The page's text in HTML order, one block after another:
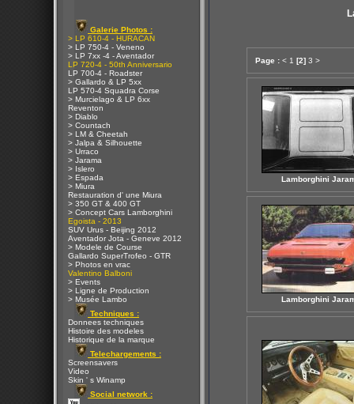
Galerie Photos :
> LP 610-4 - HURACAN
> LP 750-4 - Veneno
> LP 7xx -4 - Aventador
LP 720-4 - 50th Anniversario
LP 700-4 - Roadster
> Gallardo & LP 5xx
LP 570-4 Squadra Corse
> Murcielago & LP 6xx
Reventon
> Diablo
> Countach
> LM & Cheetah
> Jalpa & Silhouette
> Urraco
> Jarama
> Islero
> Espada
> Miura
Restauration d' une Miura
> 350 GT & 400 GT
> Concept Cars Lamborghini
Egoista - 2013
SUV Urus - Beijing 2012
Aventador Jota - Geneve 2012
> Modele de Course
Gallardo SuperTrofeo - GTR
> Photos en vrac
Valentino Balboni
> Events
> Ligne de Production
> Musée Lambo
Techniques :
Donnees techniques
Histoire des modeles
Historique de la marque
Telechargements :
Screensavers
Video
Skin ' s Winamp
Social network :
Page : < 1 [2] 3 >
Lamborghini
Lamborghini